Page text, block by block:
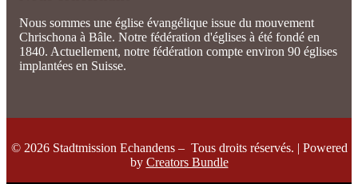
Nous sommes une église évangélique issue du mouvement
Chrischona à Bâle. Notre fédération d'églises à été fondé en
1840. Actuellement, notre fédération compte environ 90 églises
implantées en Suisse.
© 2026 Stadtmission Echandens – Tous droits réservés. | Powered
by Creators Bundle